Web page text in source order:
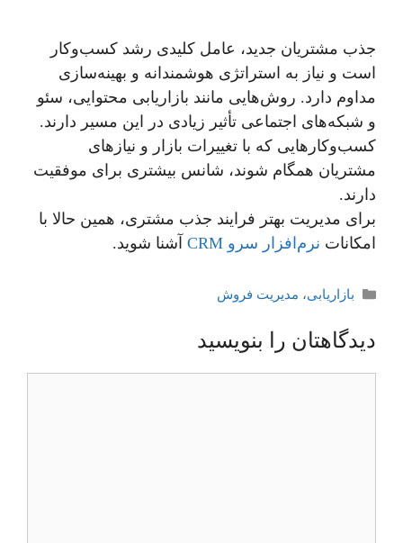
جذب مشتریان جدید، عامل کلیدی رشد کسب‌وکار
است و نیاز به استراتژی هوشمندانه و بهینه‌سازی
مداوم دارد. روش‌هایی مانند بازاریابی محتوایی، سئو
و شبکه‌های اجتماعی تأثیر زیادی در این مسیر دارند.
کسب‌وکارهایی که با تغییرات بازار و نیازهای
مشتریان همگام شوند، شانس بیشتری برای موفقیت
دارند.
برای مدیریت بهتر فرایند جذب مشتری، همین حالا با
امکانات نرم‌افزار سرو CRM آشنا شوید.
دسته‌ها
بازاریابی، مدیریت فروش
دیدگاهتان را بنویسید